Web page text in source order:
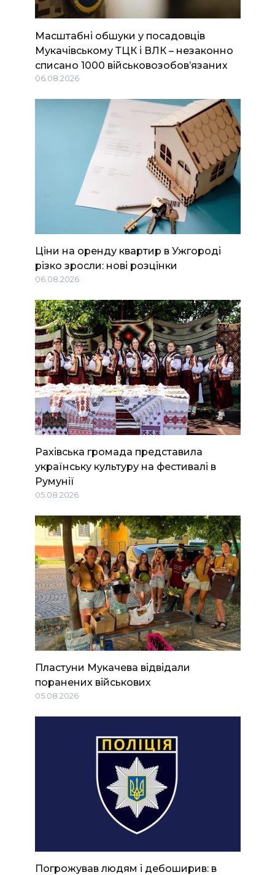
Масштабні обшуки у посадовців
Мукачівському ТЦК і ВЛК – незаконно
списано 1000 військовозобов’язаних
06.08.2026
Ціни на оренду квартир в Ужгороді
різко зросли: нові розцінки
06.08.2026
Рахівська громада представила
українську культуру на фестивалі в
Румунії
05.08.2026
Пластуни Мукачева відвідали
поранених військових
05.08.2026
Погрожував людям і дебоширив: в